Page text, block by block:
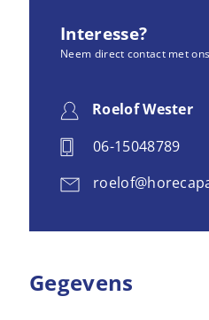
Interesse?
Neem direct contact met
Roelof Wester
06-15048789
Gegevens